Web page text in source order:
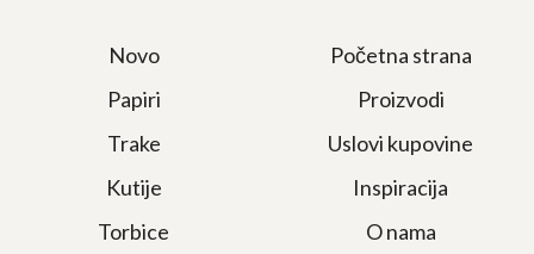
Novo
Papiri
Trake
Kutije
Torbice
Početna strana
Proizvodi
Uslovi kupovine
Inspiracija
O nama